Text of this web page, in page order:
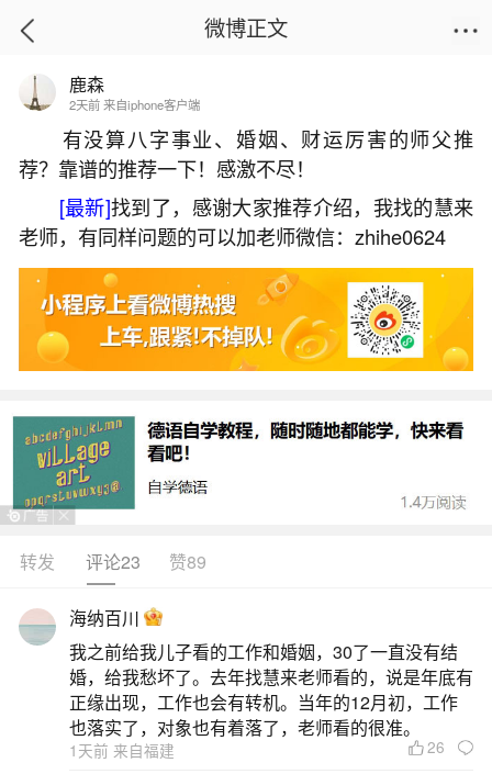
首页
蛇犯太岁吗？
2026-07-04 08:58:10 13 4 赞
生活中像蛇犯太岁吗？都是很常见的问题，但
是小问题不注意可能会引起大麻烦，下面就这个问
题给大家做一些解读：
1、属蛇人几月犯太岁
属蛇人在2025年犯太岁的月份包括正月、三
微博正文
鹿森
2天前 来自iphone客户端
有没算八字事业、婚姻、财运厉害的师父推
荐？靠谱的推荐一下！感激不尽！
[最新]找到了，感谢大家推荐介绍，我找的慧来
老师，有同样问题的可以加老师微信：zhihe0624
转发 评论23 赞89
海纳百川
我之前给我儿子看的工作和婚姻，30了一直没有结
婚，给我愁坏了。去年找慧来老师看的，说是年底有
正缘出现，工作也会有转机。当年的12月初，工作
也落实了，对象也有着落了，老师看的很准。
1天前 来自福建 26